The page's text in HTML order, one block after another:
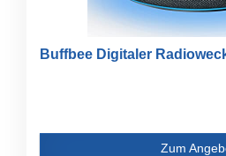
Buffbee Digitaler
Zum